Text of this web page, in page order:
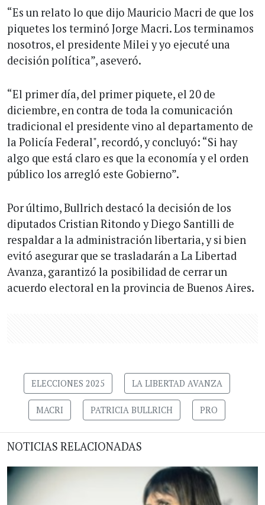
“Es un relato lo que dijo Mauricio Macri de que los
piquetes los terminó Jorge Macri. Los terminamos
nosotros, el presidente Milei y yo ejecuté una
decisión política”, aseveró.
“El primer día, del primer piquete, el 20 de
diciembre, en contra de toda la comunicación
tradicional el presidente vino al departamento de
la Policía Federal", recordó, y concluyó: “Si hay
algo que está claro es que la economía y el orden
público los arregló este Gobierno”.
Por último, Bullrich destacó la decisión de los
diputados Cristian Ritondo y Diego Santilli de
respaldar a la administración libertaria, y si bien
evitó asegurar que se trasladarán a La Libertad
Avanza, garantizó la posibilidad de cerrar un
acuerdo electoral en la provincia de Buenos Aires.
ELECCIONES 2025 LA LIBERTAD AVANZA
MACRI PATRICIA BULLRICH PRO
NOTICIAS RELACIONADAS